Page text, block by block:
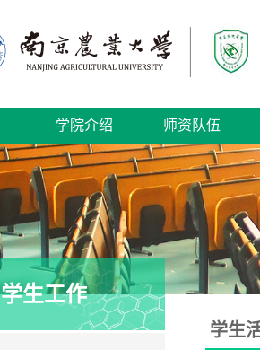
学院介绍 师资队伍
学生工作
学生